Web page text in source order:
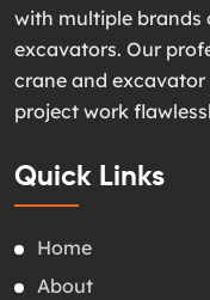
with multiple brands
excavators. Our
crane and
project work
Quick Links
Home
About